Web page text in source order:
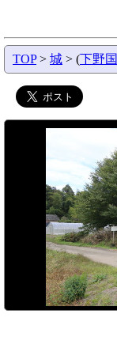
TOP> 城 > (下野国